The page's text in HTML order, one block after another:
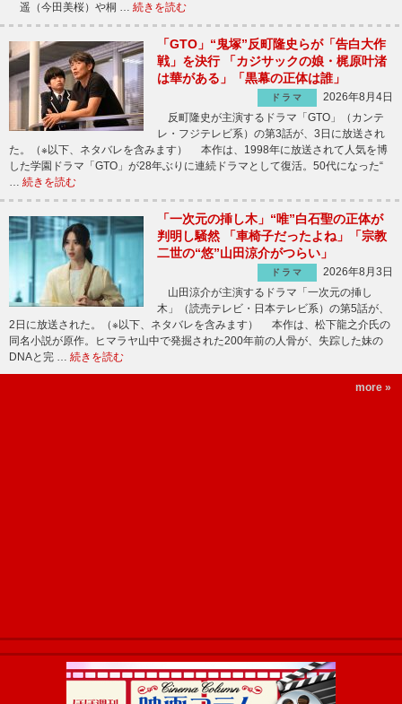
遥（今田美桜）や桐 … 続きを読む
「GTO」“鬼塚”反町隆史らが「告白大作
戦」を決行 「カジサックの娘・梶原叶渚
は華がある」「黒幕の正体は誰」
ドラマ
2026年8月4日
反町隆史が主演するドラマ「GTO」（カンテ
レ・フジテレビ系）の第3話が、3日に放送され
た。（※以下、ネタバレを含みます） 本作は、1998年に放送されて人気を博
した学園ドラマ「GTO」が28年ぶりに連続ドラマとして復活。50代になった“
… 続きを読む
「一次元の挿し木」“唯”白石聖の正体が
判明し騒然 「車椅子だったよね」「宗教
二世の“悠”山田涼介がつらい」
ドラマ
2026年8月3日
山田涼介が主演するドラマ「一次元の挿し
木」（読売テレビ・日本テレビ系）の第5話が、
2日に放送された。（※以下、ネタバレを含みます） 本作は、松下龍之介氏の
同名小説が原作。ヒマラヤ山中で発掘された200年前の人骨が、失踪した妹の
DNAと完 … 続きを読む
more »